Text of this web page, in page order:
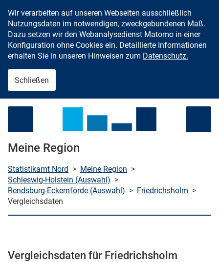
Zum Inhalt springen
starten
Wir verarbeiten auf unseren Webseiten ausschließlich
Nutzungsdaten im notwendigen, zweckgebundenen Maß.
Dazu setzen wir den Webanalysedienst Matomo in einer
Konfiguration ohne Cookies ein. Detaillierte Informationen
erhalten Sie in unseren Hinweisen zum Datenschutz.
Schließen
Meine Region
Statistikamt Nord > Meine Region >
Schleswig-Holstein (Auswahl) >
Rendsburg-Eckernförde (Auswahl) > Friedrichsholm >
Vergleichsdaten
Vergleichsdaten für Friedrichsholm